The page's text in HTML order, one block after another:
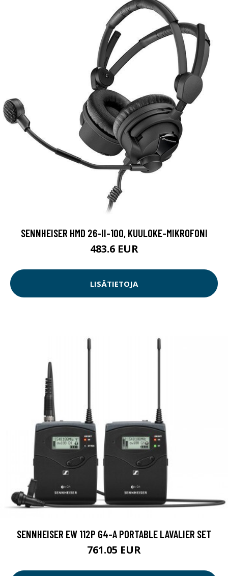
SENNHEISER HMD 26-II-100, KUULOKE-MIKROFONI
483.6 EUR
LISÄTIETOJA
SENNHEISER EW 112P G4-A PORTABLE LAVALIER SET
761.05 EUR